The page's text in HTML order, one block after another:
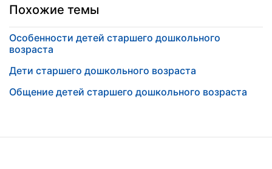
Похожие темы
Особенности детей старшего дошкольного
возраста
Дети старшего дошкольного возраста
Общение детей старшего дошкольного возраста